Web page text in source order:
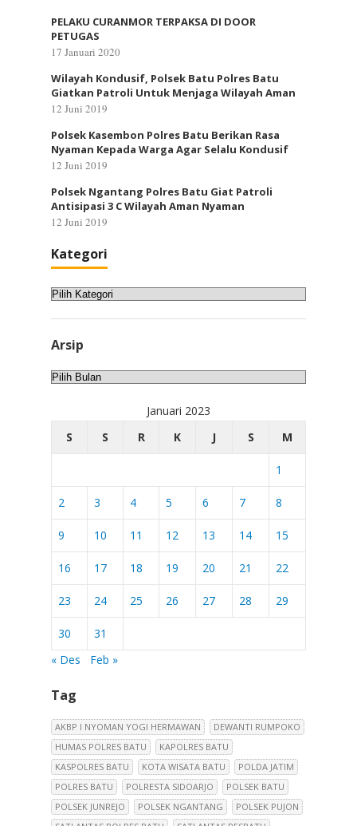
PELAKU CURANMOR TERPAKSA DI DOOR
PETUGAS
17 Januari 2020
Wilayah Kondusif, Polsek Batu Polres Batu
Giatkan Patroli Untuk Menjaga Wilayah Aman
12 Juni 2019
Polsek Kasembon Polres Batu Berikan Rasa
Nyaman Kepada Warga Agar Selalu Kondusif
12 Juni 2019
Polsek Ngantang Polres Batu Giat Patroli
Antisipasi 3 C Wilayah Aman Nyaman
12 Juni 2019
Kategori
Kategori
Arsip
Arsip
Januari 2023
S
S R K J S M
1
2 3 4 5 6 7 8
9 10 11 12 13 14 15
16 17 18 19 20 21 22
23 24 25 26 27 28 29
30
31
« Des
Feb »
Tag
AKBP I NYOMAN YOGI HERMAWAN
DEWANTI RUMPOKO
HUMAS POLRES BATU
KAPOLRES BATU
KASPOLRES BATU
KOTA WISATA BATU
POLDA JATIM
POLRES BATU
POLRESTA SIDOARJO
POLSEK BATU
POLSEK JUNREJO
POLSEK NGANTANG
POLSEK PUJON